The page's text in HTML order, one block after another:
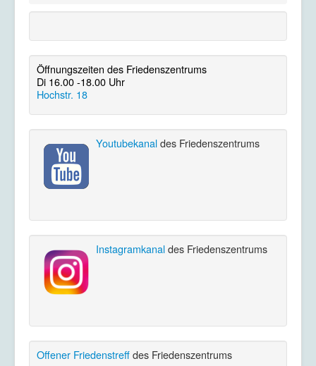
Öffnungszeiten des Friedenszentrums
Di 16.00 -18.00 Uhr
Hochstr. 18
Youtubekanaldes Friedenszentrums
Instagramkanaldes Friedenszentrums
Offener Friedenstreffdes Friedenszentrums